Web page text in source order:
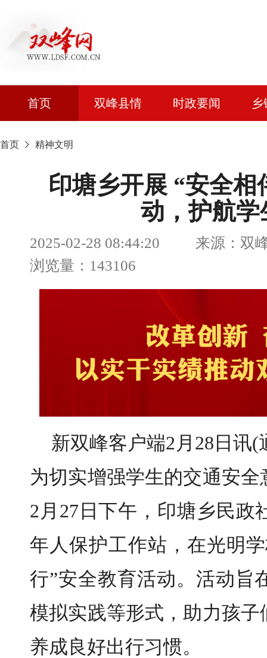
首页 双峰县情 时政要闻
首页 精神文明
印塘乡开展 “安全
动，护航
2025-02-28 08:44:20 来源：双
浏览量：143106
新双峰客户端2月28日讯
为切实增强学生的交通安
2月27日下午，印塘乡民政
年人保护工作站，在光明
行”安全教育活动。活动旨
模拟实践等形式，助力孩
养成良好出行习惯。